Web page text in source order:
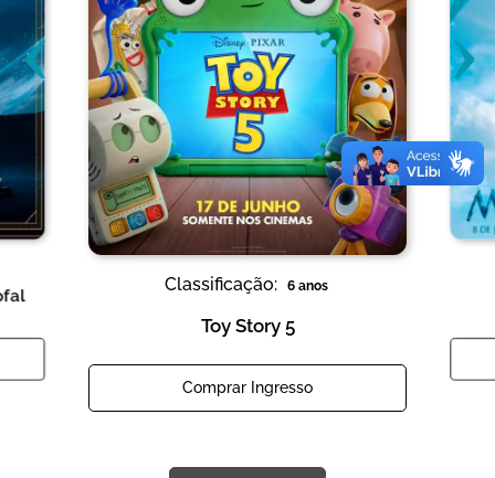
Classificação: 6 anos
Toy Story 5
Comprar Ingresso
‹ ›